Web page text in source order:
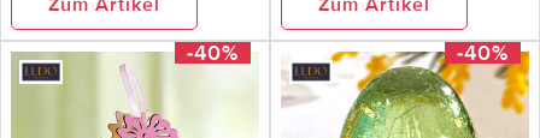
-40% -40%